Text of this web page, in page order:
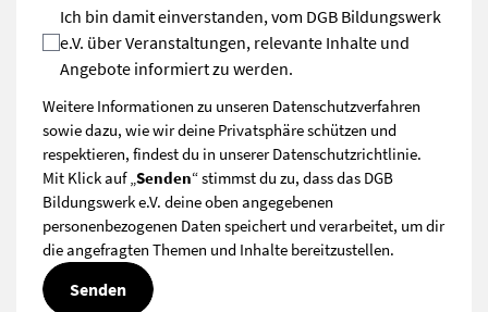
Ich bin damit einverstanden, vom DGB Bildungswerk
e.V. über Veranstaltungen, relevante Inhalte und
Angebote informiert zu werden.
Weitere Informationen zu unseren Datenschutzverfahren
sowie dazu, wie wir deine Privatsphäre schützen und
respektieren, findest du in unsererDatenschutzrichtlinie.
Mit Klick auf „Senden“ stimmst du zu, dass das DGB
Bildungswerk e.V. deine oben angegebenen
personenbezogenen Daten speichert und verarbeitet, um dir
die angefragten Themen und Inhalte bereitzustellen.